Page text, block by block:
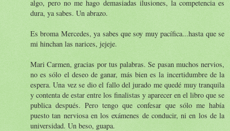
algo, pero no me hago demasiadas ilusiones, la competencia es
dura, ya sabes. Un abrazo.
Es broma Mercedes, ya sabes que soy muy pacífica...hasta que se
mi hinchan las narices, jejeje.
Mari Carmen, gracias por tus palabras. Se pasan muchos nervios,
no es sólo el deseo de ganar, más bien es la incertidumbre de la
espera. Una vez se dio el fallo del jurado me quedé muy tranquila
y contenta de estar entre los finalistas y aparecer en el libro que se
publica después. Pero tengo que confesar que sólo me había
puesto tan nerviosa en los exámenes de conducir, ni en los de la
universidad. Un beso, guapa.